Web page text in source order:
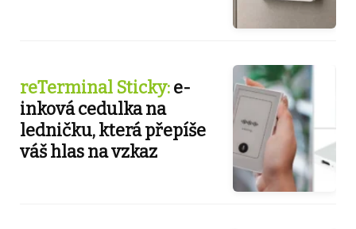
reTerminal Sticky:e-
inková cedulka na
ledničku, která přepíše
váš hlas na vzkaz